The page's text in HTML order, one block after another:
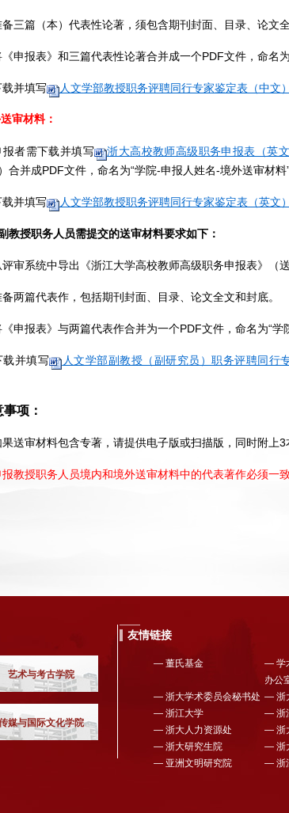
备三篇（本）代表性论著，须包含期刊封面、目录、论文全
申报表》和三篇代表性论著合并成一个PDF文件，命名为
载并填写 人文学部教授职务评聘同行专家鉴定表（中文
审材料：
报者需下载并填写 浙大高校教师高级职务申报表（英
合并成PDF文件，命名为“学院-申报人姓名-境外送审材料
载并填写 人文学部教授职务评聘同行专家鉴定表（英文
教授职务人员需提交的送审材料要求如下：
评审系统中导出《浙江大学高校教师高级职务申报表》（
备两篇代表作，包括期刊封面、目录、论文全文和封底。
申报表》与两篇代表作合并为一个PDF文件，命名为“学
载并填写 人文学部副教授（副研究员）职务评聘同行
项：
果送审材料包含专著，请提供电子版或扫描版，同时附上3
报教授职务人员境内和境外送审材料中的代表著作必须一
艺术与考古学院
媒与国际文化学院
友情链接
― 董氏基金
― 学
办公
― 浙大学术委员会秘书处 ― 浙
― 浙江大学
― 浙
― 浙大人力资源处
― 浙
― 浙大研究生院
― 浙
― 亚洲文明研究院
― 浙